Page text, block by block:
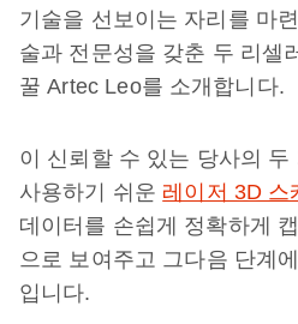
기술을 선보이는 자리를 마
술과 전문성을 갖춘 두 리셀
꿀 Artec Leo를 소개합니다.
이 신뢰할 수 있는 당사의 두
사용하기 쉬운 레이저 3D 스
데이터를 손쉽게 정확하게
으로 보여주고 그다음 단계
입니다.